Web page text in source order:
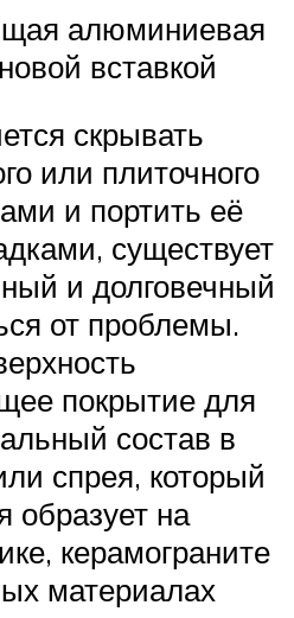
алюминиевая
вставкой
скрывать
или плиточного
и портить её
существует
и долговечный
от проблемы.
покрытие для
состав в
спрея, который
образует на
керамограните
материалах